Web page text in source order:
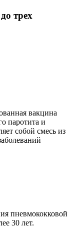
трех
вакцина
паротита и
собой смесь из
пневмококковой
30 лет.